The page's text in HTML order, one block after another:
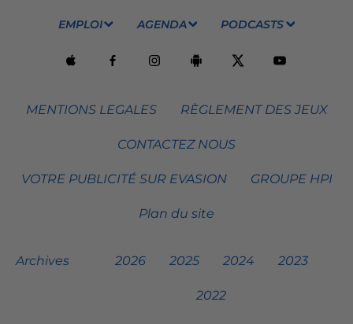
EMPLOI AGENDA PODCASTS
MENTIONS LEGALES RÈGLEMENT DES JEUX
CONTACTEZ NOUS
VOTRE PUBLICITÉ SUR EVASION GROUPE HPI
Plan du site
Archives 2026 2025 2024 2023
2022